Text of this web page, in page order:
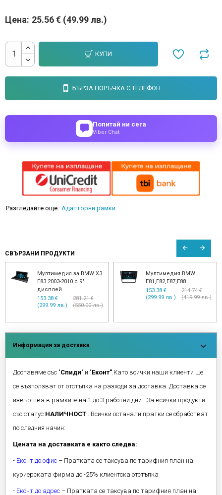
Цена: 25.56 € (49.99 лв.)
КУПИ
БЪРЗА ПОРЪЧКА С ТЕЛЕФОН
Попитай ни сега
Viber Chat
Разгледайте още: Адапторни рамки
СВЪРЗАНИ ПРОДУКТИ
Мултимедия за BMW X3
E83 2003-2010 с 9"
дисплей
153.38 €
(299.99 лв.)
281.21 €
(550.00 лв.)
Мултимедия BMW
E81,E82,E87,E88
153.38 €
(299.99 лв.)
214.74 €
(419.99 лв.)
Информация за доставка
Доставяме със "Спиди" и "Еконт" .Като всички наши клиенти ще
се възползват от отстъпка на разходи за доставка. Доставка се
извършва в рамките на 1 до 3 работни дни. За всички продукти
със статус НАЛИЧНОСТ
. Всички останали пратки се обработват
по следния начин:
Цената на доставката е както следва:
- Еконт до офис – Пратката се таксува по тарифния план на
куриерската фирма до -25% клиентска отстъпка
- Еконт до адрес – Пратката се таксува по тарифния план на